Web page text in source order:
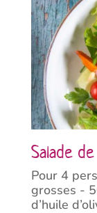
Salade
Pour 4
grosses -
d’huile